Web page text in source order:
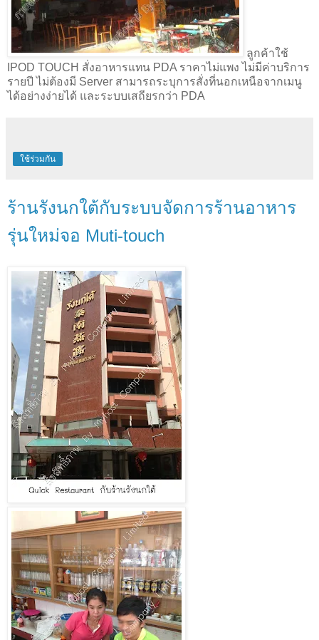
ลูกค้าใช้
IPOD TOUCH สั่งอาหารแทน PDA ราคาไม่แพง ไม่มีค่าบริการ
รายปี ไม่ต้องมี Server สามารถระบุการสั่งที่นอกเหนือจากเมนู
ได้อย่างง่ายได้ และระบบเสถียรกว่า PDA
ใช้ร่วมกัน
ร้านรังนกใต้กับระบบจัดการร้านอาหาร
รุ่นใหม่จอ Muti-touch